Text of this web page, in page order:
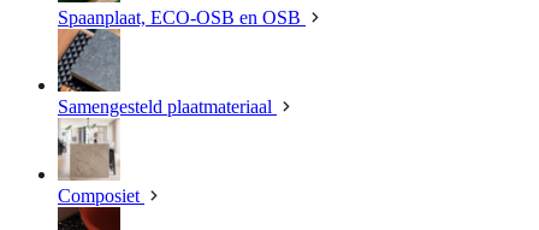
Spaanplaat, ECO-OSB en OSB
Samengesteld plaatmateriaal
Composiet